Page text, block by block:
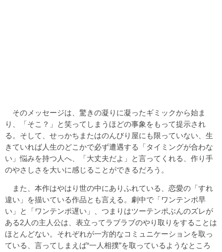
そのメッセージは、驚きの凝りに凝ったギミックから始ま
り、「そこ？」と笑ってしまうほどの事象をもって提示され
る。そして、せっかちまたはのんびり屋にも限っていない、生
きていれば人生のどこかで必ず遭遇する「タイミングが合わな
い」悩みを持つ人へ、「大丈夫だよ」と言ってくれる、作り手
のやさしさを大いに感じることができるだろう。
また、本作はやはり世の中にありふれている、恋愛の「すれ
違い」を描いている作品とも言える。劇中で「ワンテンポ早
い」と「ワンテンポ遅い」、つまりはツーテンポぶんのズレが
ある2人の主人公は、表立ってラブラブのやり取りをすることは
ほとんどない。それぞれが一方的なコミュニケーションを取っ
ている、言ってしまえば“一人相撲”を取っているようなところ